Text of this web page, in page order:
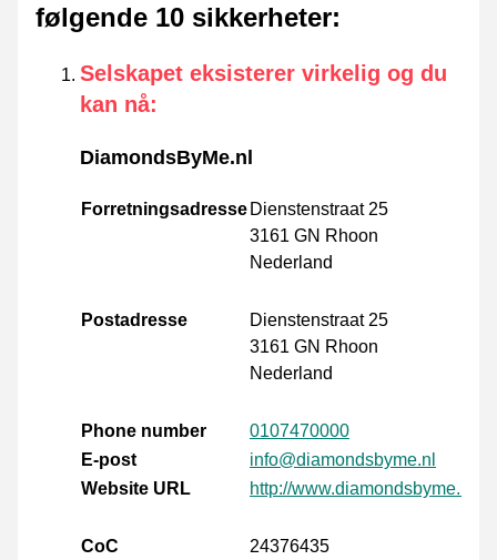
følgende 10 sikkerheter:
Selskapet eksisterer virkelig og du
kan nå:
DiamondsByMe.nl
Forretningsadresse Dienstenstraat 25
3161 GN Rhoon
Nederland
Postadresse
Dienstenstraat 25
3161 GN Rhoon
Nederland
Phone number
0107470000
E-post
info@diamondsbyme.nl
Website URL
http://www.diamondsbyme.nl
CoC
24376435